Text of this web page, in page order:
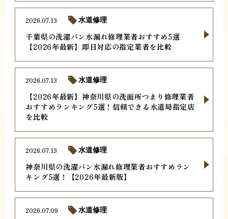
千葉県の洗濯パン水漏れ修理業者おすすめ5選
【2026年最新】即日対応の指定業者を比較
2026.07.13 水道修理
【2026年最新】神奈川県の洗面所つまり修理業者
おすすめランキング5選！信頼できる水道局指定店
を比較
2026.07.13 水道修理
神奈川県の洗濯パン水漏れ修理業者おすすめラン
キング5選！【2026年最新版】
2026.07.13 水道修理
2026.07.09 水道修理